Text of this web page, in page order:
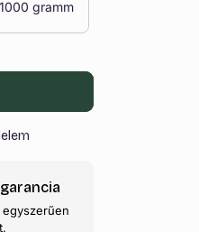
Szívesen adnék 6
hogy ízleljen a
Verified Purchase
€ / 1000 gramm